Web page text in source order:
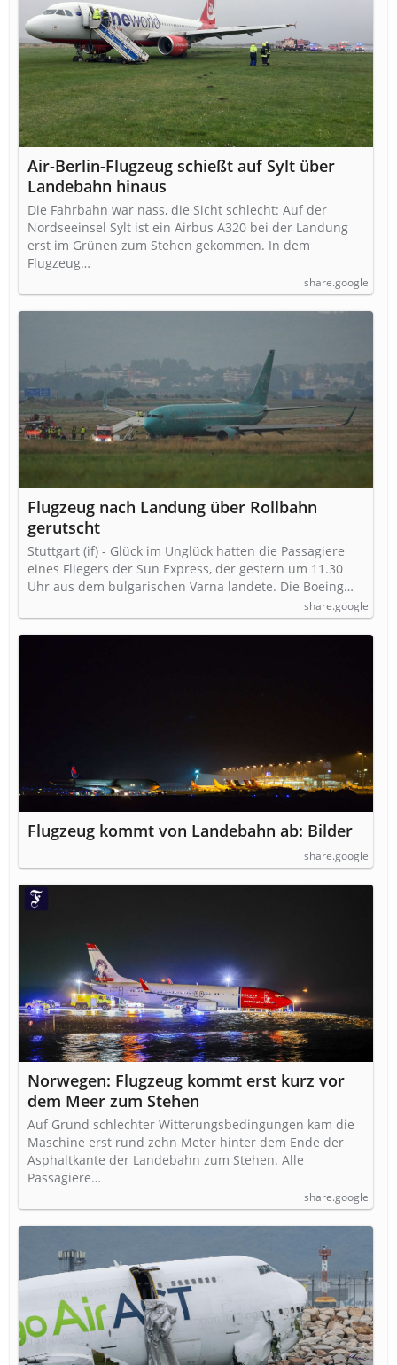
Air-Berlin-Flugzeug schießt auf Sylt über
Landebahn hinaus
Die Fahrbahn war nass, die Sicht schlecht: Auf der
Nordseeinsel Sylt ist ein Airbus A320 bei der Landung
erst im Grünen zum Stehen gekommen. In dem
Flugzeug…
share.google
Flugzeug nach Landung über Rollbahn
gerutscht
Stuttgart (if) - Glück im Unglück hatten die Passagiere
eines Fliegers der Sun Express, der gestern um 11.30
Uhr aus dem bulgarischen Varna landete. Die Boeing…
share.google
Flugzeug kommt von Landebahn ab: Bilder
share.google
Norwegen: Flugzeug kommt erst kurz vor
dem Meer zum Stehen
Auf Grund schlechter Witterungsbedingungen kam die
Maschine erst rund zehn Meter hinter dem Ende der
Asphaltkante der Landebahn zum Stehen. Alle
Passagiere…
share.google